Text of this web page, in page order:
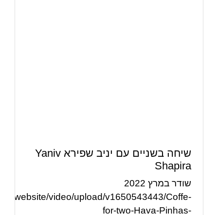
שיחה בשניים עם יניב שפירא Yaniv
Shapira
שודר במרץ 2022
video/upload/v1650543443/Coffe-
for-two-Hava-Pinhas-